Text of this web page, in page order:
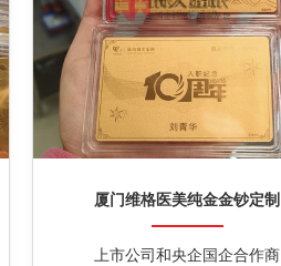
厦门维格医美纯金金钞定制
上市公司和央企国企合作商